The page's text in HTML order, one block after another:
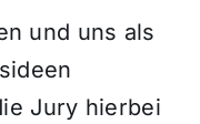
und uns als
Jury hierbei